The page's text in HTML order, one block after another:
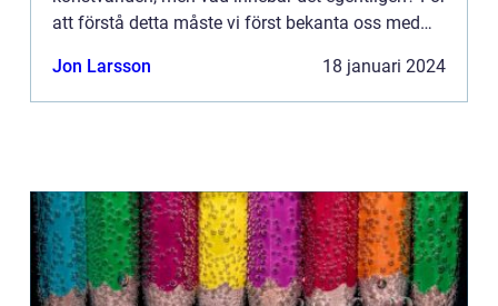
att förstå detta måste vi först bekanta oss med
hur det har utveck...
Jon Larsson 18 januari 2024